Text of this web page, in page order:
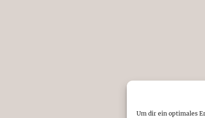
Um dir ein optimales